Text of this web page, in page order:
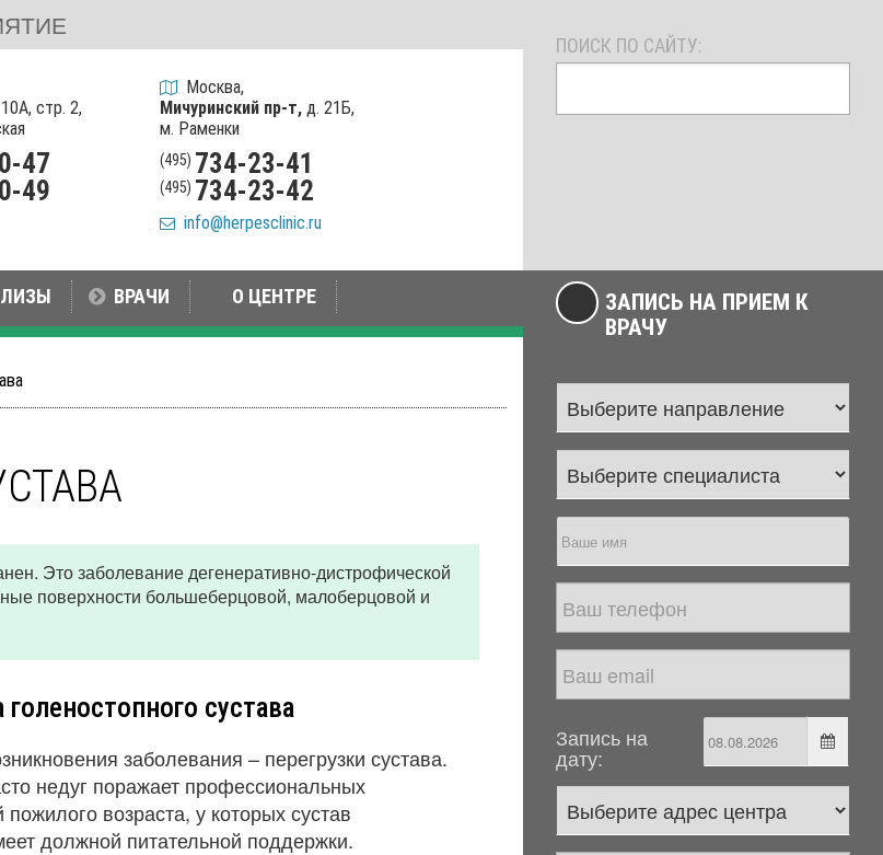
стр. 2,
47
49
Москва,
Мичуринский пр-т, д. 21Б,
м. Раменки
(495) 734-23-41
(495) 734-23-42
info@herpesclinic.ru
ПОИСК ПО САЙТУ:
ВРАЧИ О ЦЕНТРЕ
Это заболевание дегенеративно-дистрофической
поверхности большеберцовой, малоберцовой и
сустава
заболевания – перегрузки сустава.
недуг поражает профессиональных
возраста, у которых сустав
должной питательной поддержки.
ЗАПИСЬ НА ПРИЕМ К
ВРАЧУ
Запись на
дату: